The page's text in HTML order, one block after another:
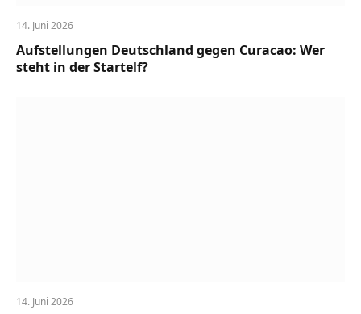
14. Juni 2026
Aufstellungen Deutschland gegen Curacao: Wer
steht in der Startelf?
14. Juni 2026